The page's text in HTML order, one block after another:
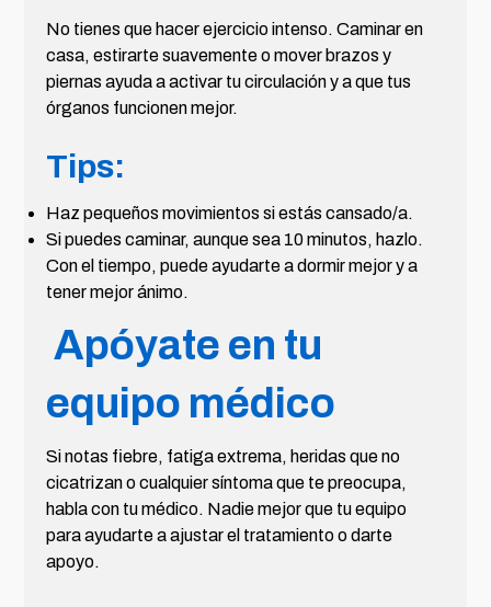
No tienes que hacer ejercicio intenso. Caminar en
casa, estirarte suavemente o mover brazos y
piernas ayuda a activar tu circulación y a que tus
órganos funcionen mejor.
Tips:
Haz pequeños movimientos si estás cansado/a.
Si puedes caminar, aunque sea 10 minutos, hazlo.
Con el tiempo, puede ayudarte a dormir mejor y a
tener mejor ánimo.
Apóyate en tu
equipo médico
Si notas fiebre, fatiga extrema, heridas que no
cicatrizan o cualquier síntoma que te preocupa,
habla con tu médico. Nadie mejor que tu equipo
para ayudarte a ajustar el tratamiento o darte
apoyo.